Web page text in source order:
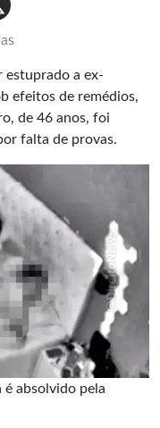
estuprado a ex-
efeitos de remédios,
de 46 anos, foi
falta de provas.
é absolvido pela